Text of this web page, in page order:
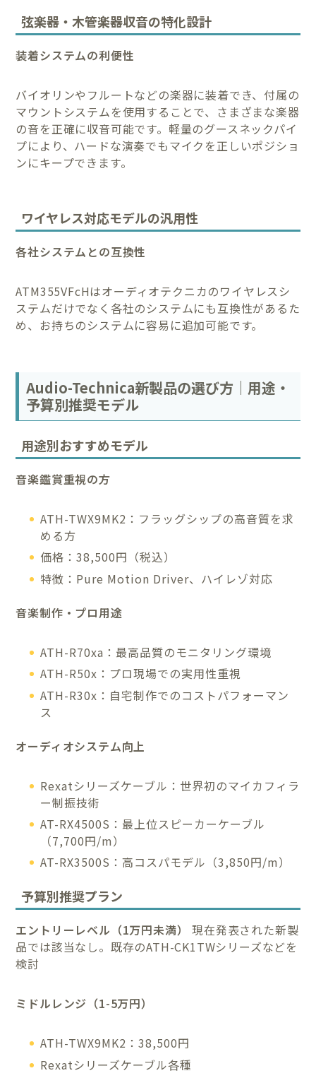
弦楽器・木管楽器収音の特化設計
装着システムの利便性
バイオリンやフルートなどの楽器に装着でき、付属の
マウントシステムを使用することで、さまざまな楽器
の音を正確に収音可能です。軽量のグースネックパイ
プにより、ハードな演奏でもマイクを正しいポジショ
ンにキープできます。
ワイヤレス対応モデルの汎用性
各社システムとの互換性
ATM355VFcHはオーディオテクニカのワイヤレスシ
ステムだけでなく各社のシステムにも互換性があるた
め、お持ちのシステムに容易に追加可能です。
Audio-Technica新製品の選び方｜用途・
予算別推奨モデル
用途別おすすめモデル
音楽鑑賞重視の方
ATH-TWX9MK2：フラッグシップの高音質を求
める方
価格：38,500円（税込）
特徴：Pure Motion Driver、ハイレゾ対応
音楽制作・プロ用途
ATH-R70xa：最高品質のモニタリング環境
ATH-R50x：プロ現場での実用性重視
ATH-R30x：自宅制作でのコストパフォーマン
ス
オーディオシステム向上
Rexatシリーズケーブル：世界初のマイカフィラ
ー制振技術
AT-RX4500S：最上位スピーカーケーブル
（7,700円/m）
AT-RX3500S：高コスパモデル（3,850円/m）
予算別推奨プラン
エントリーレベル（1万円未満）
現在発表された新製
品では該当なし。既存のATH-CK1TWシリーズなどを
検討
ミドルレンジ（1-5万円）
ATH-TWX9MK2：38,500円
Rexatシリーズケーブル各種